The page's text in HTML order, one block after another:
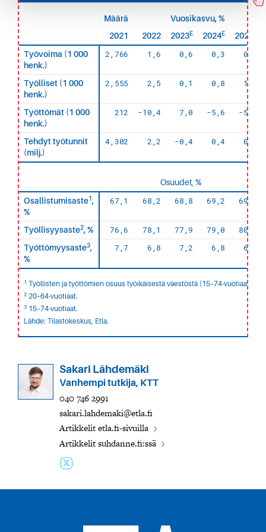
Määrä
Vuosikasvu, %
2021
2022 2023E 2024E 2025
Työvoima (1 000
henk.)
2,766 1,6 0,6 0,3 0,5
Työlliset (1 000
henk.)
2,555 2,5 0,1 0,8 1,0
Työttömät (1 000
henk.)
212 -10,4 7,0 -5,6 -5,5
Tehdyt työtunnit
(milj.)
4,302 2,2 -0,4 0,4 0,5
Osuudet, %
Osallistumisaste1,
%
67,1 68,2 68,8 69,2 69,6
Työllisyysaste2, % 76,6 78,1 77,9 79,0 80,0
Työttömyysaste3,
%
7,7 6,8 7,2 6,8 6,4
1 Työllisten ja työttömien osuus työikäisestä väestöstä (15–74-vuotiaat).
2 20–64-vuotiaat.
3 15–74-vuotiaat.
Lähde: Tilastokeskus, Etla.
Sakari Lähdemäki
Vanhempi tutkija, KTT
040 746 2991
sakari.lahdemaki@etla.fi
Artikkelit etla.fi-sivuilla
Artikkelit suhdanne.fi:ssä